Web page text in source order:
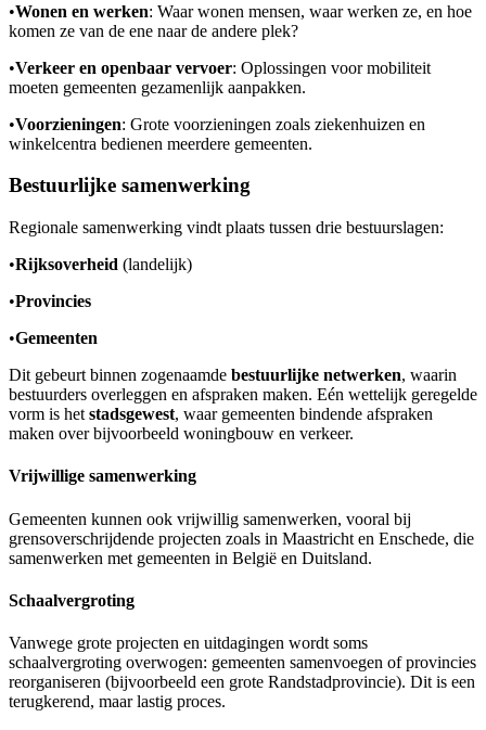
•Wonen en werken: Waar wonen mensen, waar werken ze, en hoe
komen ze van de ene naar de andere plek?
•Verkeer en openbaar vervoer: Oplossingen voor mobiliteit
moeten gemeenten gezamenlijk aanpakken.
•Voorzieningen: Grote voorzieningen zoals ziekenhuizen en
winkelcentra bedienen meerdere gemeenten.
Bestuurlijke samenwerking
Regionale samenwerking vindt plaats tussen drie bestuurslagen:
•Rijksoverheid (landelijk)
•Provincies
•Gemeenten
Dit gebeurt binnen zogenaamde bestuurlijke netwerken, waarin
bestuurders overleggen en afspraken maken. Eén wettelijk geregelde
vorm is het stadsgewest, waar gemeenten bindende afspraken
maken over bijvoorbeeld woningbouw en verkeer.
Vrijwillige samenwerking
Gemeenten kunnen ook vrijwillig samenwerken, vooral bij
grensoverschrijdende projecten zoals in Maastricht en Enschede, die
samenwerken met gemeenten in België en Duitsland.
Schaalvergroting
Vanwege grote projecten en uitdagingen wordt soms
schaalvergroting overwogen: gemeenten samenvoegen of provincies
reorganiseren (bijvoorbeeld een grote Randstadprovincie). Dit is een
terugkerend, maar lastig proces.